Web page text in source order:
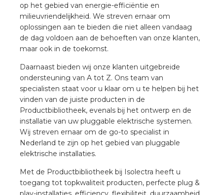
op het gebied van energie-efficiëntie en
milieuvriendelijkheid. We streven ernaar om
oplossingen aan te bieden die niet alleen vandaag
de dag voldoen aan de behoeften van onze klanten,
maar ook in de toekomst.
Daarnaast bieden wij onze klanten uitgebreide
ondersteuning van A tot Z. Ons team van
specialisten staat voor u klaar om u te helpen bij het
vinden van de juiste producten in de
Productbibliotheek, evenals bij het ontwerp en de
installatie van uw pluggable elektrische systemen.
Wij streven ernaar om de go-to specialist in
Nederland te zijn op het gebied van pluggable
elektrische installaties.
Met de Productbibliotheek bij Isolectra heeft u
toegang tot topkwaliteit producten, perfecte plug &